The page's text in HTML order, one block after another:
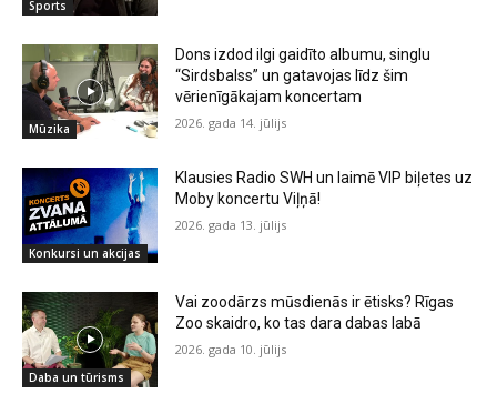
Sports
Mūzika
Dons izdod ilgi gaidīto albumu, singlu
“Sirdsbalss” un gatavojas līdz šim
vērienīgākajam koncertam
2026. gada 14. jūlijs
Konkursi un akcijas
Klausies Radio SWH un laimē VIP biļetes uz
Moby koncertu Viļņā!
2026. gada 13. jūlijs
Daba un tūrisms
Vai zoodārzs mūsdienās ir ētisks? Rīgas
Zoo skaidro, ko tas dara dabas labā
2026. gada 10. jūlijs